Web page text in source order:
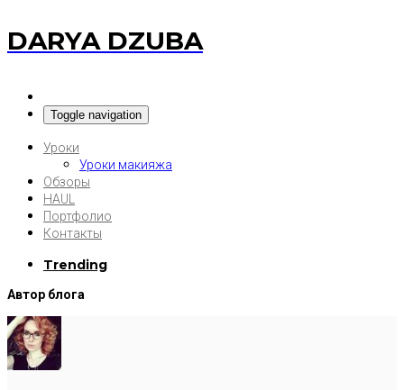
DARYA DZUBA
Toggle navigation
Уроки
Уроки макияжа
Обзоры
HAUL
Портфолио
Контакты
Trending
Автор блога